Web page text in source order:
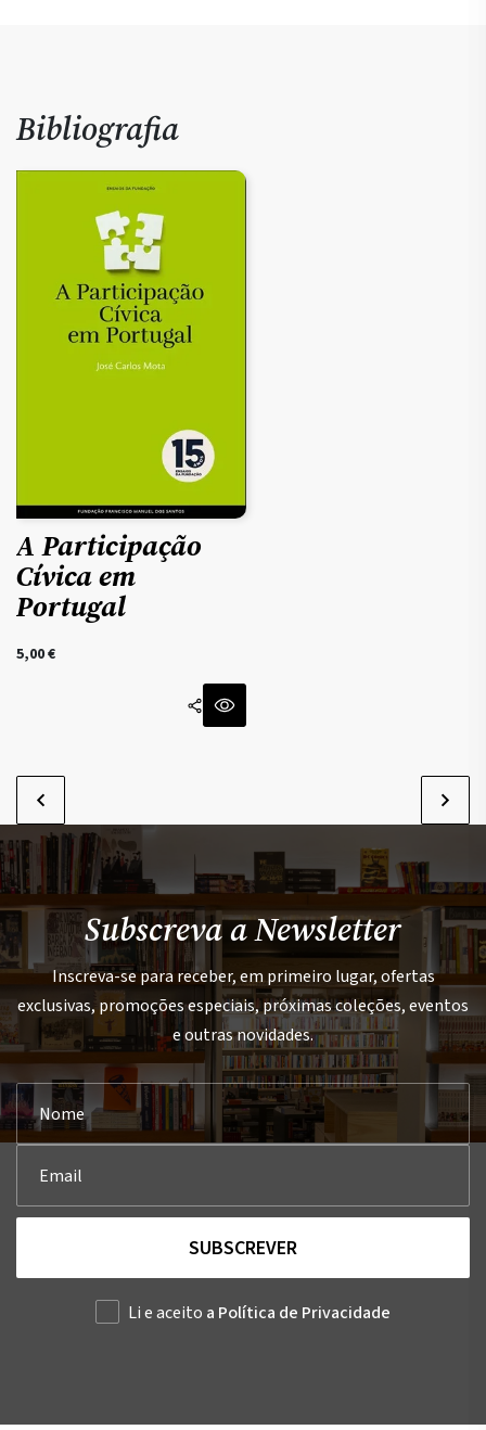
Bibliografia
A Participação
Cívica em
Portugal
5,00€
Subscreva a Newsletter
Inscreva-se para receber, em primeiro lugar, ofertas
exclusivas, promoções especiais, próximas coleções, eventos
e outras novidades.
SUBSCREVER
Li e aceito a Política de Privacidade